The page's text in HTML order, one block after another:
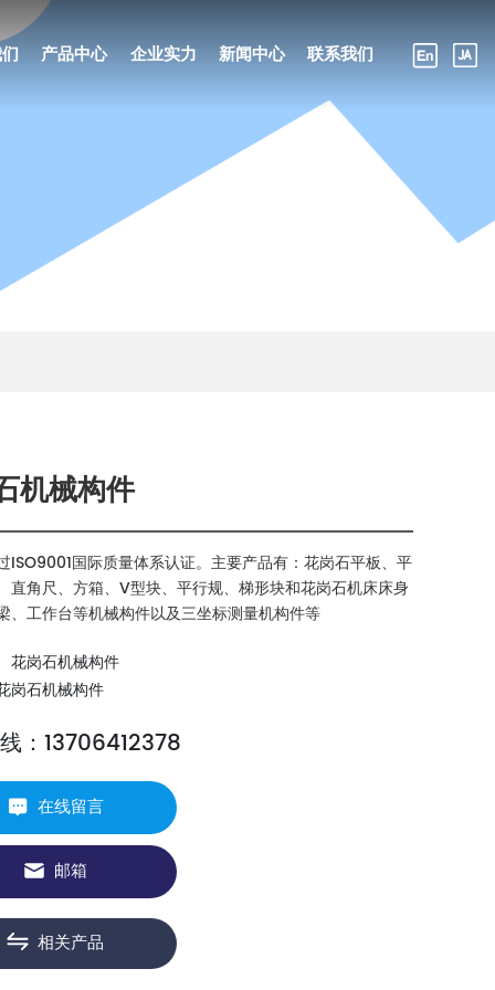
产品中心 企业实力 新闻中心 联系我们
机械构件
ISO9001国际质量体系认证。主要产品有：花岗石平板、平
直角尺、方箱、V型块、平行规、梯形块和花岗石机床床身
、工作台等机械构件以及三坐标测量机构件等
花岗石机械构件
岗石机械构件
：13706412378
在线留言
邮箱
相关产品